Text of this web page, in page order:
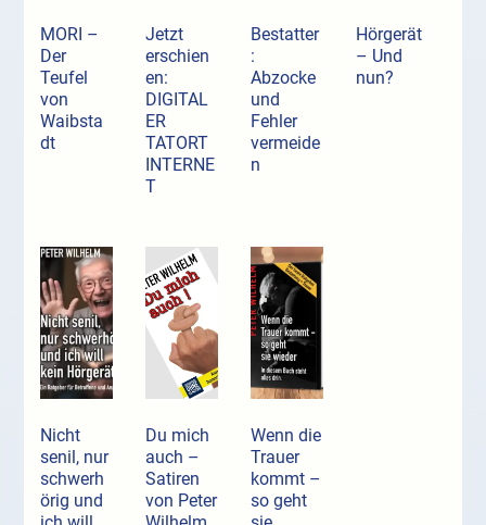
MORI –
Der
Teufel
von
Waibsta
dt
Jetzt
erschien
en:
DIGITAL
ER
TATORT
INTERNE
T
Bestatter
:
Abzocke
und
Fehler
vermeide
n
Hörgerät
– Und
nun?
Nicht
senil, nur
schwerh
örig und
Du mich
auch –
Satiren
von Peter
Wenn die
Trauer
kommt –
so geht